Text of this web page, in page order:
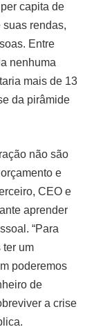
capita de
rendas,
Entre
nenhuma
mais de 13
da pirâmide
não são
e
CEO e
aprender
“Para
ter um
poderemos
de
a crise